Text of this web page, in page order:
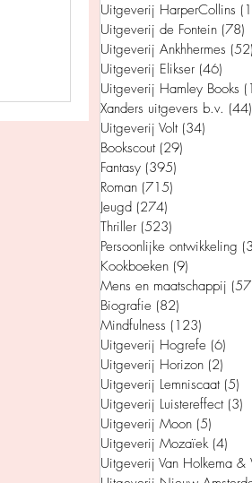
Uitgeverij HarperCollins
Uitgeverij de Fontein (78)
Uitgeverij Ankhhermes
Uitgeverij Elikser (46)
Uitgeverij Hamley Books
Xanders uitgevers b.v. (44)
Uitgeverij Volt (34)
Bookscout (29)
Fantasy (395)
Roman (715)
Jeugd (274)
Thriller (523)
Persoonlijke ontwikkeling
Kookboeken (9)
Mens en maatschappij
Biografie (82)
Mindfulness (123)
Uitgeverij Hogrefe (6)
Uitgeverij Horizon (2)
Uitgeverij Lemniscaat (5)
Uitgeverij Luistereffect (3)
Uitgeverij Moon (5)
Uitgeverij Mozaïek (4)